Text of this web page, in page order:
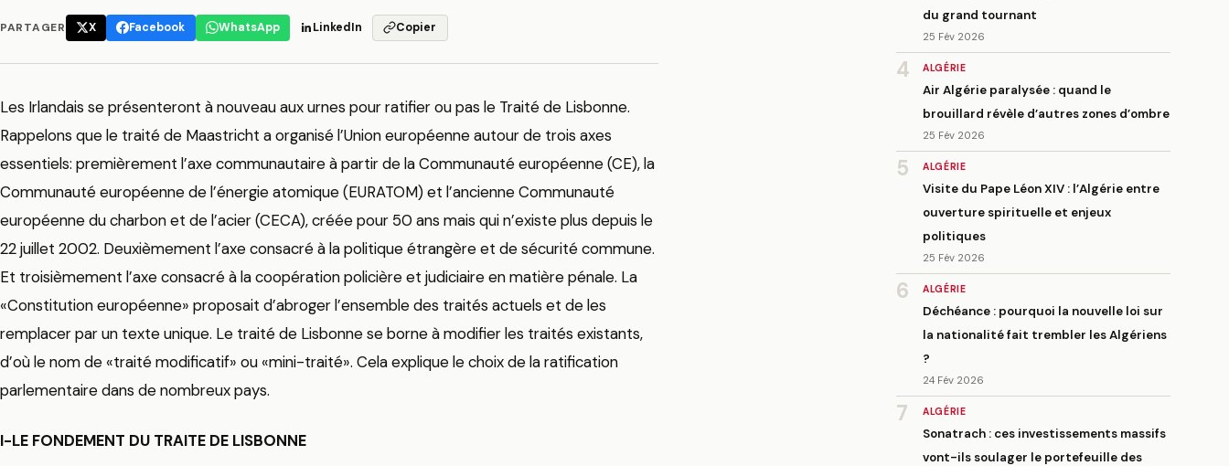
PARTAGER X Facebook WhatsApp LinkedIn Copier
Les Irlandais se présenteront à nouveau aux urnes pour ratifier ou pas le Traité de Lisbonne.
Rappelons que le traité de Maastricht a organisé l’Union européenne autour de trois axes
essentiels: premièrement l’axe communautaire à partir de la Communauté européenne (CE), la
Communauté européenne de l’énergie atomique (EURATOM) et l’ancienne Communauté
européenne du charbon et de l’acier (CECA), créée pour 50 ans mais qui n’existe plus depuis le
22 juillet 2002. Deuxièmement l’axe consacré à la politique étrangère et de sécurité commune.
Et troisièmement l’axe consacré à la coopération policière et judiciaire en matière pénale. La
«Constitution européenne» proposait d’abroger l’ensemble des traités actuels et de les
remplacer par un texte unique. Le traité de Lisbonne se borne à modifier les traités existants,
d’où le nom de «traité modificatif» ou «mini-traité». Cela explique le choix de la ratification
parlementaire dans de nombreux pays.
I-LE FONDEMENT DU TRAITE DE LISBONNE
du grand tournant
25 Fév 2026
4 ALGÉRIE
Air Algérie paralysée : quand le
brouillard révèle d’autres zones d’ombre
25 Fév 2026
5 ALGÉRIE
Visite du Pape Léon XIV : l’Algérie entre
ouverture spirituelle et enjeux
politiques
25 Fév 2026
6 ALGÉRIE
Déchéance : pourquoi la nouvelle loi sur
la nationalité fait trembler les Algériens
?
24 Fév 2026
7 ALGÉRIE
Sonatrach : ces investissements massifs
vont-ils soulager le portefeuille des